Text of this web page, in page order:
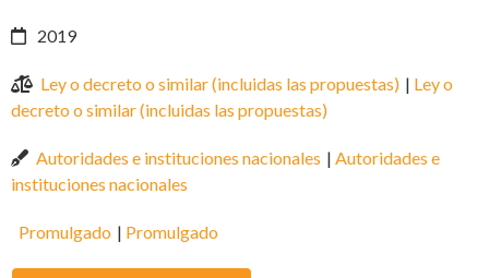
2019
Ley o decreto o similar (incluidas las propuestas) | Ley o
decreto o similar (incluidas las propuestas)
Autoridades e instituciones nacionales | Autoridades e
instituciones nacionales
Promulgado | Promulgado